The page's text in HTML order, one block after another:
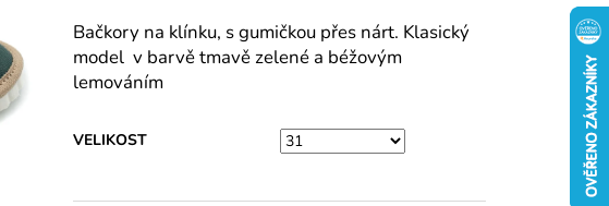
hvězdiček.
Bačkory na klínku, s gumičkou přes nárt. Klasický
model v barvě tmavě zelené a béžovým
lemováním
VELIKOST